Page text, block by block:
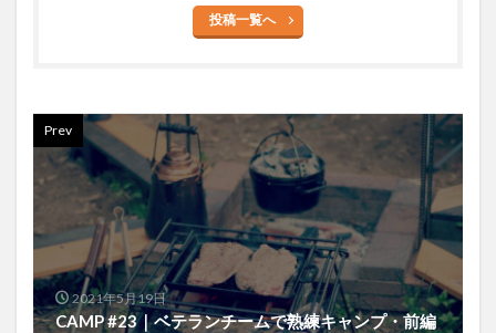
投稿一覧へ
Prev
2021年5月19日
CAMP #23｜ベテランチームで熟練キャンプ・前編